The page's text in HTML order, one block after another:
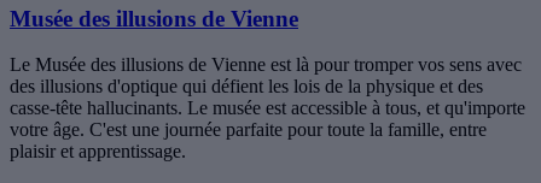
Musée des illusions de Vienne
Le Musée des illusions de Vienne est là pour tromper vos sens avec
des illusions d'optique qui défient les lois de la physique et des
casse-tête hallucinants. Le musée est accessible à tous, et qu'importe
votre âge. C'est une journée parfaite pour toute la famille, entre
plaisir et apprentissage.